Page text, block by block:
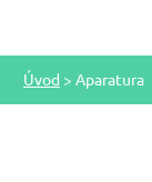
Úvod > Aparatura